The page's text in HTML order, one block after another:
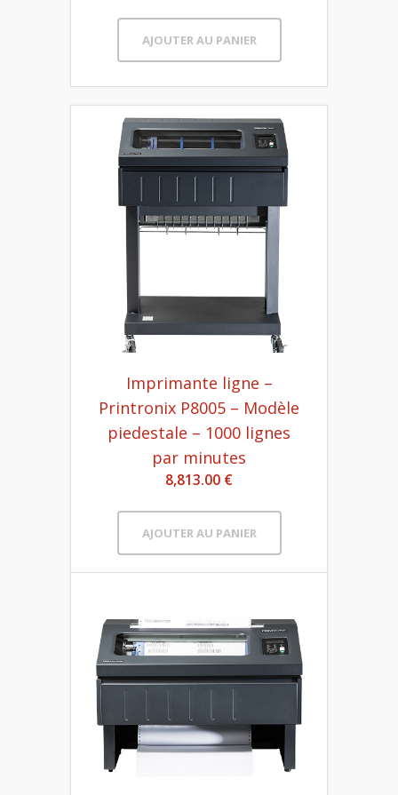
AJOUTER AU PANIER
Imprimante ligne –
Printronix P8005 – Modèle
piedestale – 1000 lignes
par minutes
8,813.00 €
AJOUTER AU PANIER